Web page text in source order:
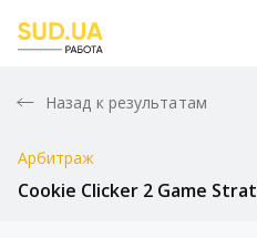
Назад к результатам
Арбитраж
Cookie Clicker 2 Game